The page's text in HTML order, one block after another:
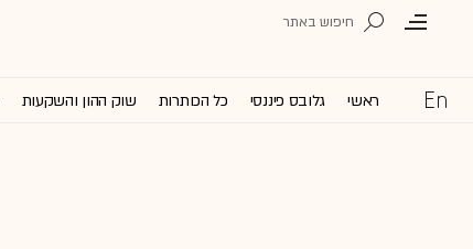
ראשי גלובס פיננסי כל הכותרות שוק ההון והשקעות